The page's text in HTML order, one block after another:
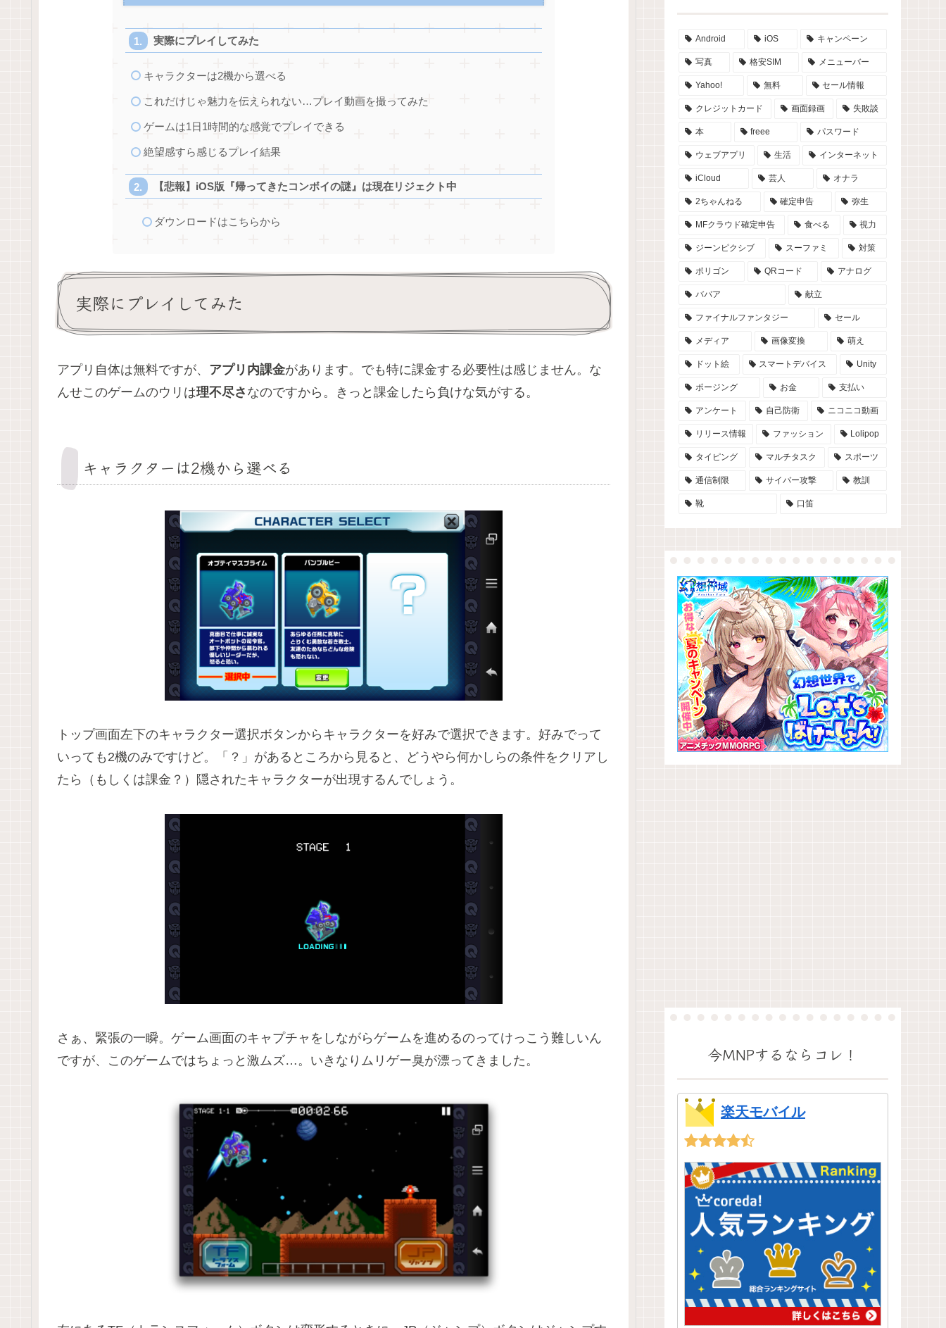
実際にプレイしてみた
キャラクターは2機から選べる
これだけじゃ魅力を伝えられない…プレイ動画を撮ってみた
ゲームは1日1時間的な感覚でプレイできる
絶望感すら感じるプレイ結果
【悲報】iOS版『帰ってきたコンボイの謎』は現在リジェクト中
ダウンロードはこちらから
実際にプレイしてみた
アプリ自体は無料ですが、 アプリ内課金があります。でも特に課金する必要性は感じません。な
んせこのゲームのウリは理不尽さ なのですから。きっと課金したら負けな気がする。
キャラクターは2機から選べる
トップ画面左下のキャラクター選択ボタンからキャラクターを好みで選択できます。好みでって
いっても2機のみですけど。「？」があるところから見ると、どうやら何かしらの条件をクリアし
たら（もしくは課金？）隠されたキャラクターが出現するんでしょう。
さぁ、緊張の一瞬。ゲーム画面のキャプチャをしながらゲームを進めるのってけっこう難しいん
ですが、このゲームではちょっと激ムズ…。いきなりムリゲー臭が漂ってきました。
Android iOS キャンペーン
写真 格安SIM メニューバー
Yahoo! 無料 セール情報
クレジットカード 画面録画 失敗談
本 freee パスワード
ウェブアプリ 生活 インターネット
iCloud 芸人 オナラ
2ちゃんねる 確定申告 弥生
MFクラウド確定申告 食べる 視力
ジーンピクシブ スーファミ 対策
ポリゴン QRコード アナログ
ババア 献立
ファイナルファンタジー セール
メディア 画像変換 萌え
ドット絵 スマートデバイス Unity
ポージング お金 支払い
アンケート 自己防衛 ニコニコ動画
リリース情報 ファッション Lolipop
タイピング マルチタスク スポーツ
通信制限 サイバー攻撃 教訓
靴 口笛
今MNPするならコレ！
楽天モバイル